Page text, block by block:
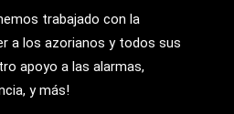
trabajado con la
a los azorianos y todos sus
apoyo a las alarmas,
y más!